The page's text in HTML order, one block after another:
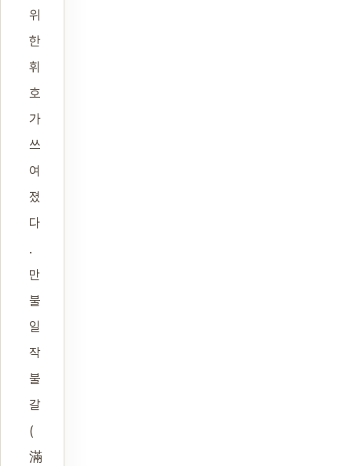
위
한
휘
호
가
쓰
여
졌
다
.
만
불
일
작
불
갈
(
滿